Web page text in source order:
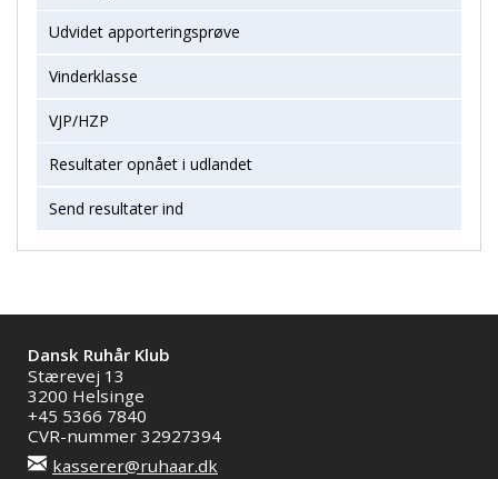
Udvidet apporteringsprøve
Vinderklasse
VJP/HZP
Resultater opnået i udlandet
Send resultater ind
Dansk Ruhår Klub
Stærevej 13
3200 Helsinge
+45 5366 7840
CVR-nummer 32927394
kasserer@ruhaar.dk